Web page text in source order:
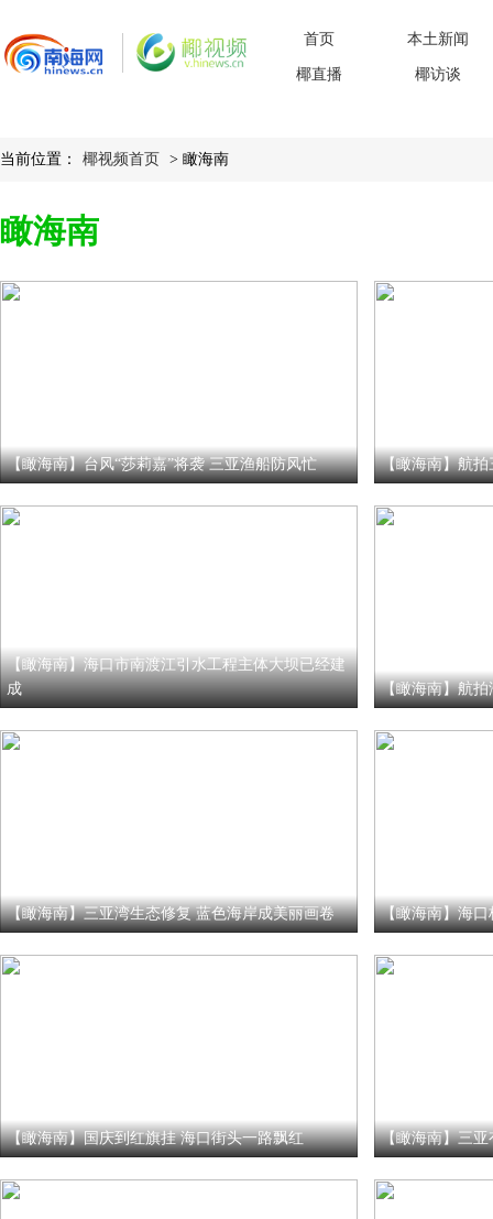
首页 本土新闻
椰直播 椰访谈
当前位置： 椰视频首页 > 瞰海南
瞰海南
【瞰海南】台风“莎莉嘉”将袭 三亚渔船防风忙 【瞰海南】航
【瞰海南】海口市南渡江引水工程主体大坝已经建
成
【瞰海南】航
【瞰海南】三亚湾生态修复 蓝色海岸成美丽画卷 【瞰海南】海
【瞰海南】国庆到红旗挂 海口街头一路飘红 【瞰海南】三